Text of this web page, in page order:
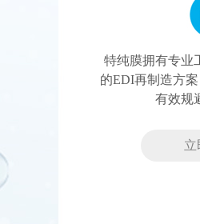
特纯膜拥有专业
的EDI再制造方
有效规
立